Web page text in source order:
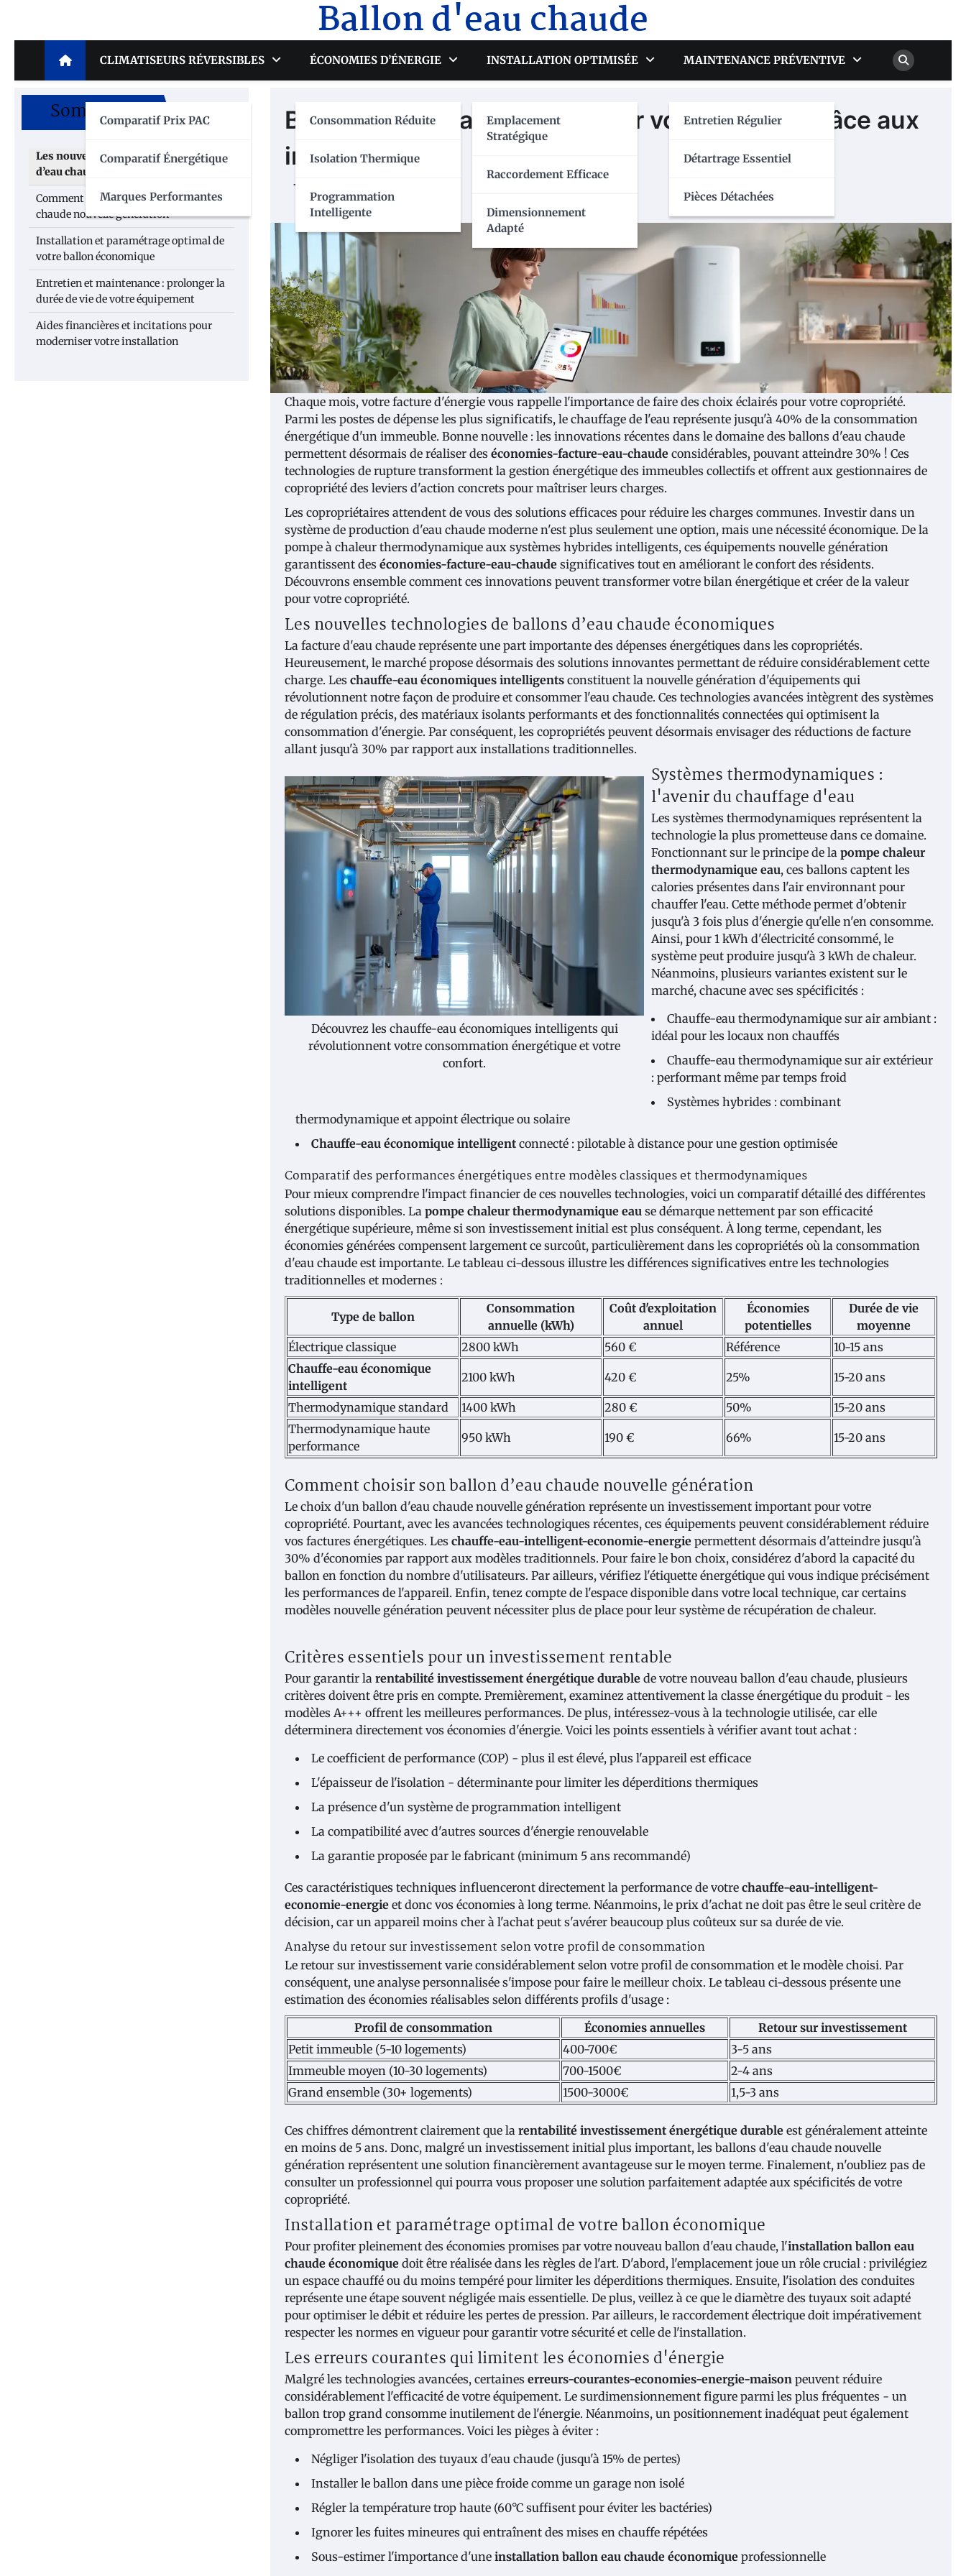
content
Ballon d'eau chaude
CLIMATISEURS RÉVERSIBLES
Comparatif Prix PAC
Comparatif Énergétique
Marques Performantes
ÉCONOMIES D’ÉNERGIE
Consommation Réduite
Isolation Thermique
Programmation
Intelligente
INSTALLATION OPTIMISÉE
Emplacement
Stratégique
Raccordement Efficace
Dimensionnement
Adapté
MAINTENANCE PRÉVENTIVE
Entretien Régulier
Détartrage Essentiel
Pièces Détachées
Ballon d’eau chaude : -30% sur votre facture grâce aux
innovations
Chaque mois, votre facture d'énergie vous rappelle l'importance de faire des choix éclairés pour votre copropriété.
Parmi les postes de dépense les plus significatifs, le chauffage de l'eau représente jusqu'à 40% de la consommation
énergétique d'un immeuble. Bonne nouvelle : les innovations récentes dans le domaine des ballons d'eau chaude
permettent désormais de réaliser des économies-facture-eau-chaude considérables, pouvant atteindre 30% ! Ces
technologies de rupture transforment la gestion énergétique des immeubles collectifs et offrent aux gestionnaires de
copropriété des leviers d'action concrets pour maîtriser leurs charges.
Les copropriétaires attendent de vous des solutions efficaces pour réduire les charges communes. Investir dans un
système de production d'eau chaude moderne n'est plus seulement une option, mais une nécessité économique. De la
pompe à chaleur thermodynamique aux systèmes hybrides intelligents, ces équipements nouvelle génération
garantissent des économies-facture-eau-chaude significatives tout en améliorant le confort des résidents.
Découvrons ensemble comment ces innovations peuvent transformer votre bilan énergétique et créer de la valeur
pour votre copropriété.
Les nouvelles technologies de ballons d’eau chaude économiques
La facture d'eau chaude représente une part importante des dépenses énergétiques dans les copropriétés.
Heureusement, le marché propose désormais des solutions innovantes permettant de réduire considérablement cette
charge. Les chauffe-eau économiques intelligents constituent la nouvelle génération d'équipements qui
révolutionnent notre façon de produire et consommer l'eau chaude. Ces technologies avancées intègrent des systèmes
de régulation précis, des matériaux isolants performants et des fonctionnalités connectées qui optimisent la
consommation d'énergie. Par conséquent, les copropriétés peuvent désormais envisager des réductions de facture
allant jusqu'à 30% par rapport aux installations traditionnelles.
Découvrez les chauffe-eau économiques intelligents qui
révolutionnent votre consommation énergétique et votre
confort.
Systèmes thermodynamiques :
l'avenir du chauffage d'eau
Les systèmes thermodynamiques représentent la
technologie la plus prometteuse dans ce domaine.
Fonctionnant sur le principe de la pompe chaleur
thermodynamique eau, ces ballons captent les
calories présentes dans l'air environnant pour
chauffer l'eau. Cette méthode permet d'obtenir
jusqu'à 3 fois plus d'énergie qu'elle n'en consomme.
Ainsi, pour 1 kWh d'électricité consommé, le
système peut produire jusqu'à 3 kWh de chaleur.
Néanmoins, plusieurs variantes existent sur le
marché, chacune avec ses spécificités :
Chauffe-eau thermodynamique sur air ambiant :
idéal pour les locaux non chauffés
Chauffe-eau thermodynamique sur air extérieur
: performant même par temps froid
Systèmes hybrides : combinant
thermodynamique et appoint électrique ou solaire
Chauffe-eau économique intelligent connecté : pilotable à distance pour une gestion optimisée
Comparatif des performances énergétiques entre modèles classiques et thermodynamiques
Pour mieux comprendre l'impact financier de ces nouvelles technologies, voici un comparatif détaillé des différentes
solutions disponibles. La pompe chaleur thermodynamique eau se démarque nettement par son efficacité
énergétique supérieure, même si son investissement initial est plus conséquent. À long terme, cependant, les
économies générées compensent largement ce surcoût, particulièrement dans les copropriétés où la consommation
d'eau chaude est importante. Le tableau ci-dessous illustre les différences significatives entre les technologies
traditionnelles et modernes :
Type de ballon
Consommation
annuelle (kWh)
Coût d'exploitation
annuel
Économies
potentielles
Durée de vie
moyenne
Électrique classique
2800 kWh 560 € Référence
10-15 ans
Chauffe-eau économique
intelligent
2100 kWh 420 € 25% 15-20 ans
Thermodynamique standard 1400 kWh 280 € 50%
15-20 ans
Thermodynamique haute
performance
950 kWh 190 € 66% 15-20 ans
Comment choisir son ballon d’eau chaude nouvelle génération
Le choix d'un ballon d'eau chaude nouvelle génération représente un investissement important pour votre
copropriété. Pourtant, avec les avancées technologiques récentes, ces équipements peuvent considérablement réduire
vos factures énergétiques. Les chauffe-eau-intelligent-economie-energie permettent désormais d'atteindre jusqu'à
30% d'économies par rapport aux modèles traditionnels. Pour faire le bon choix, considérez d'abord la capacité du
ballon en fonction du nombre d'utilisateurs. Par ailleurs, vérifiez l'étiquette énergétique qui vous indique précisément
les performances de l'appareil. Enfin, tenez compte de l'espace disponible dans votre local technique, car certains
modèles nouvelle génération peuvent nécessiter plus de place pour leur système de récupération de chaleur.
Critères essentiels pour un investissement rentable
Pour garantir la rentabilité investissement énergétique durable de votre nouveau ballon d'eau chaude, plusieurs
critères doivent être pris en compte. Premièrement, examinez attentivement la classe énergétique du produit - les
modèles A+++ offrent les meilleures performances. De plus, intéressez-vous à la technologie utilisée, car elle
déterminera directement vos économies d'énergie. Voici les points essentiels à vérifier avant tout achat :
Le coefficient de performance (COP) - plus il est élevé, plus l'appareil est efficace
L'épaisseur de l'isolation - déterminante pour limiter les déperditions thermiques
La présence d'un système de programmation intelligent
La compatibilité avec d'autres sources d'énergie renouvelable
La garantie proposée par le fabricant (minimum 5 ans recommandé)
Ces caractéristiques techniques influenceront directement la performance de votre chauffe-eau-intelligent-
economie-energie et donc vos économies à long terme. Néanmoins, le prix d'achat ne doit pas être le seul critère de
décision, car un appareil moins cher à l'achat peut s'avérer beaucoup plus coûteux sur sa durée de vie.
Analyse du retour sur investissement selon votre profil de consommation
Le retour sur investissement varie considérablement selon votre profil de consommation et le modèle choisi. Par
conséquent, une analyse personnalisée s'impose pour faire le meilleur choix. Le tableau ci-dessous présente une
estimation des économies réalisables selon différents profils d'usage :
Profil de consommation
Économies annuelles
Retour sur investissement
Petit immeuble (5-10 logements)
400-700€
3-5 ans
Immeuble moyen (10-30 logements)
700-1500€
2-4 ans
Grand ensemble (30+ logements)
1500-3000€ 1,5-3 ans
Ces chiffres démontrent clairement que la rentabilité investissement énergétique durable est généralement atteinte
en moins de 5 ans. Donc, malgré un investissement initial plus important, les ballons d'eau chaude nouvelle
génération représentent une solution financièrement avantageuse sur le moyen terme. Finalement, n'oubliez pas de
consulter un professionnel qui pourra vous proposer une solution parfaitement adaptée aux spécificités de votre
copropriété.
Installation et paramétrage optimal de votre ballon économique
Pour profiter pleinement des économies promises par votre nouveau ballon d'eau chaude, l'installation ballon eau
chaude économique doit être réalisée dans les règles de l'art. D'abord, l'emplacement joue un rôle crucial : privilégiez
un espace chauffé ou du moins tempéré pour limiter les déperditions thermiques. Ensuite, l'isolation des conduites
représente une étape souvent négligée mais essentielle. De plus, veillez à ce que le diamètre des tuyaux soit adapté
pour optimiser le débit et réduire les pertes de pression. Par ailleurs, le raccordement électrique doit impérativement
respecter les normes en vigueur pour garantir votre sécurité et celle de l'installation.
Les erreurs courantes qui limitent les économies d'énergie
Malgré les technologies avancées, certaines erreurs-courantes-economies-energie-maison peuvent réduire
considérablement l'efficacité de votre équipement. Le surdimensionnement figure parmi les plus fréquentes - un
ballon trop grand consomme inutilement de l'énergie. Néanmoins, un positionnement inadéquat peut également
compromettre les performances. Voici les pièges à éviter :
Négliger l'isolation des tuyaux d'eau chaude (jusqu'à 15% de pertes)
Installer le ballon dans une pièce froide comme un garage non isolé
Régler la température trop haute (60°C suffisent pour éviter les bactéries)
Ignorer les fuites mineures qui entraînent des mises en chauffe répétées
Sous-estimer l'importance d'une installation ballon eau chaude économique professionnelle
Sommaire
Les nouvelles technologies de ballons
d’eau chaude économiques
Comment choisir son ballon d’eau
chaude nouvelle génération
Installation et paramétrage optimal de
votre ballon économique
Entretien et maintenance : prolonger la
durée de vie de votre équipement
Aides financières et incitations pour
moderniser votre installation